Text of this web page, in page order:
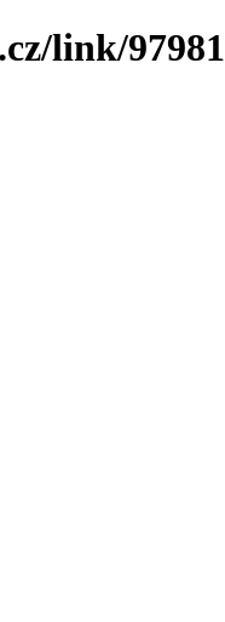
link/97981